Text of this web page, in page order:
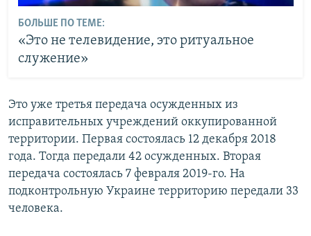
БОЛЬШЕ ПО ТЕМЕ:
«Это не телевидение, это ритуальное
служение»
Это уже третья передача осужденных из
исправительных учреждений оккупированной
территории. Первая состоялась 12 декабря 2018
года. Тогда передали 42 осужденных. Вторая
передача состоялась 7 февраля 2019-го. На
подконтрольную Украине территорию передали 33
человека.